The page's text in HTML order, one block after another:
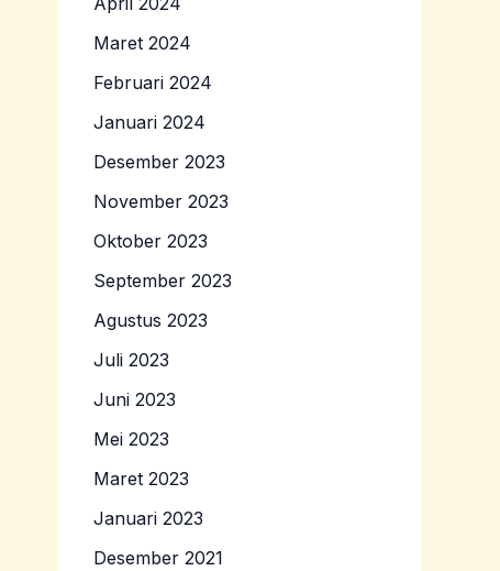
Maret 2024
Februari 2024
Januari 2024
Desember 2023
November 2023
Oktober 2023
September 2023
Agustus 2023
Juli 2023
Juni 2023
Mei 2023
Maret 2023
Januari 2023
Desember 2021